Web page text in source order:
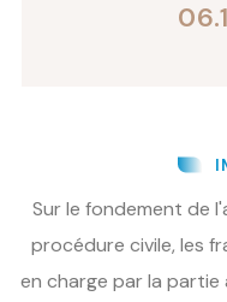
Sur le fondement de
procédure civile, les
en charge par la partie